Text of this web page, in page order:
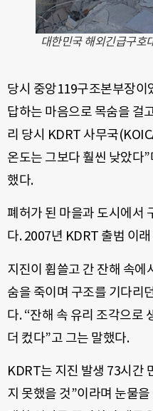
대한민국 해외긴급구호
당시 중앙119구조본부장이
답하는 마음으로 목숨을 걸
리 당시 KDRT 사무국
온도는 그보다 훨씬 낮았다
했다.
폐허가 된 마을과 도시에서
다. 2007년 KDRT 출범 이
지진이 휩쓸고 간 잔해 속에
숨을 죽이며 구조를 기다리
다. “잔해 속 유리 조각으로
더 컸다”고 그는 말했다.
KDRT는 지진 발생 73시간
지 못했을 것”이라며 눈물